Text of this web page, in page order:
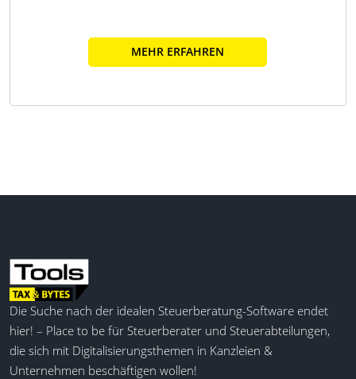
MEHR ERFAHREN
Die Suche nach der idealen Steuerberatung-Software endet
hier! – Place to be für Steuerberater und Steuerabteilungen,
die sich mit Digitalisierungsthemen in Kanzleien &
Unternehmen beschäftigen wollen!